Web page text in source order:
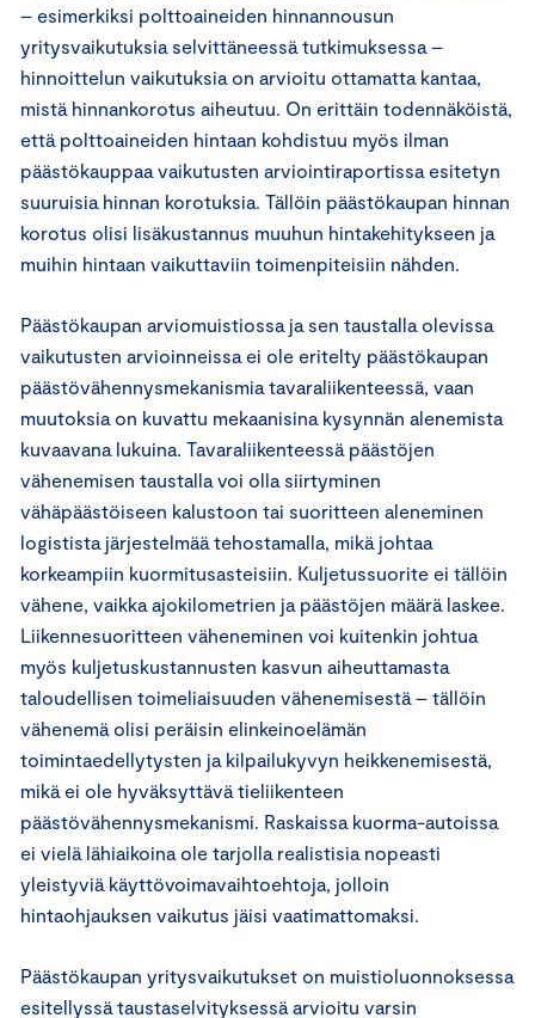
– esimerkiksi polttoaineiden hinnannousun
yritysvaikutuksia selvittäneessä tutkimuksessa –
hinnoittelun vaikutuksia on arvioitu ottamatta kantaa,
mistä hinnankorotus aiheutuu. On erittäin todennäköistä,
että polttoaineiden hintaan kohdistuu myös ilman
päästökauppaa vaikutusten arviointiraportissa esitetyn
suuruisia hinnan korotuksia. Tällöin päästökaupan hinnan
korotus olisi lisäkustannus muuhun hintakehitykseen ja
muihin hintaan vaikuttaviin toimenpiteisiin nähden.
Päästökaupan arviomuistiossa ja sen taustalla olevissa
vaikutusten arvioinneissa ei ole eritelty päästökaupan
päästövähennysmekanismia tavaraliikenteessä, vaan
muutoksia on kuvattu mekaanisina kysynnän alenemista
kuvaavana lukuina. Tavaraliikenteessä päästöjen
vähenemisen taustalla voi olla siirtyminen
vähäpäästöiseen kalustoon tai suoritteen aleneminen
logistista järjestelmää tehostamalla, mikä johtaa
korkeampiin kuormitusasteisiin. Kuljetussuorite ei tällöin
vähene, vaikka ajokilometrien ja päästöjen määrä laskee.
Liikennesuoritteen väheneminen voi kuitenkin johtua
myös kuljetuskustannusten kasvun aiheuttamasta
taloudellisen toimeliaisuuden vähenemisestä – tällöin
vähenemä olisi peräisin elinkeinoelämän
toimintaedellytysten ja kilpailukyvyn heikkenemisestä,
mikä ei ole hyväksyttävä tieliikenteen
päästövähennysmekanismi. Raskaissa kuorma-autoissa
ei vielä lähiaikoina ole tarjolla realistisia nopeasti
yleistyviä käyttövoimavaihtoehtoja, jolloin
hintaohjauksen vaikutus jäisi vaatimattomaksi.
Päästökaupan yritysvaikutukset on muistioluonnoksessa
esitellyssä taustaselvityksessä arvioitu varsin